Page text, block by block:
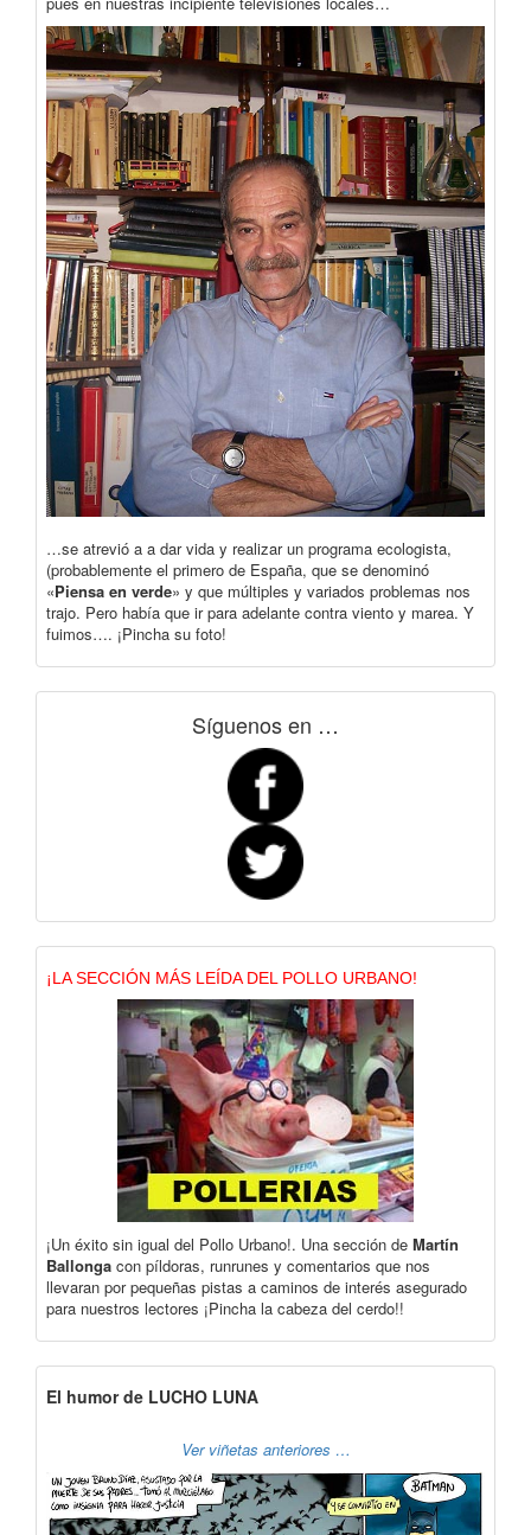
…se atrevió a a dar vida y realizar un programa ecologista,
(probablemente el primero de España, que se denominó
«Piensa en verde» y que múltiples y variados problemas nos
trajo. Pero había que ir para adelante contra viento y marea. Y
fuimos…. ¡Pincha su foto!
Síguenos en …
¡LA SECCIÓN MÁS LEÍDA DEL POLLO URBANO!
¡Un éxito sin igual del Pollo Urbano!. Una sección de Martín
Ballonga con píldoras, runrunes y comentarios que nos
llevaran por pequeñas pistas a caminos de interés asegurado
para nuestros lectores ¡Pincha la cabeza del cerdo!!
El humor de LUCHO LUNA
Ver viñetas anteriores …